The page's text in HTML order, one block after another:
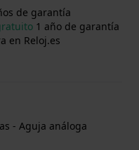
para mujer.
de garantía
1 año de garantía
en Reloj.es
- Aguja análoga